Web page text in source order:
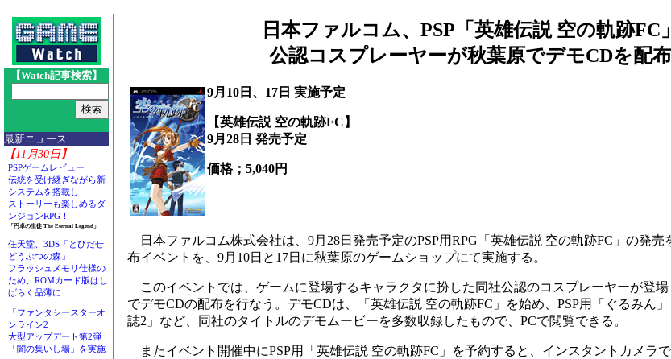
【Watch記事検索】
最新ニュース
【11月30日】
PSPゲームレビュー
伝統を受け継ぎながら新
システムを搭載し
ストーリーも楽しめるダ
ンジョンRPG！
「円卓の生徒 The Eternal Legend」
任天堂、3DS「とびだせ
どうぶつの森」
フラッシュメモリ仕様の
ため、ROMカード版はし
ばらく品薄に……
「ファンタシースターオ
ンライン2」
大型アップデート第2弾
「闇の集いし場」を実施
日本ファルコム、PSP「英雄伝説 空の軌跡FC」
公認コスプレーヤーが秋葉原でデモCDを配布
9月10日、17日 実施予定
【英雄伝説 空の軌跡FC】
9月28日 発売予定
価格；5,040円
日本ファルコム株式会社は、9月28日発売予定のPSP用RPG「英雄伝説 空の軌跡FC」の発売
布イベントを、9月10日と17日に秋葉原のゲームショップにて実施する。
このイベントでは、ゲームに登場するキャラクタに扮した同社公認のコスプレーヤーが登
でデモCDの配布を行なう。デモCDは、「英雄伝説 空の軌跡FC」を始め、PSP用「ぐるみん
誌2」など、同社のタイトルのデモムービーを多数収録したもので、PCで閲覧できる。
またイベント開催中にPSP用「英雄伝説 空の軌跡FC」を予約すると、インスタントカメラ